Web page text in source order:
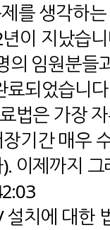
를 생각하
이 지났습
의 임원분
되었습니
법은 가장
기간 매우
이제까지
치에 대한